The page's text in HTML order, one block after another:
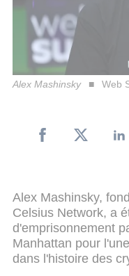
Alex Mashinsky Web
Alex Mashinsky,
Celsius Network, a
d'emprisonnement
Manhattan pour
dans l'histoire des